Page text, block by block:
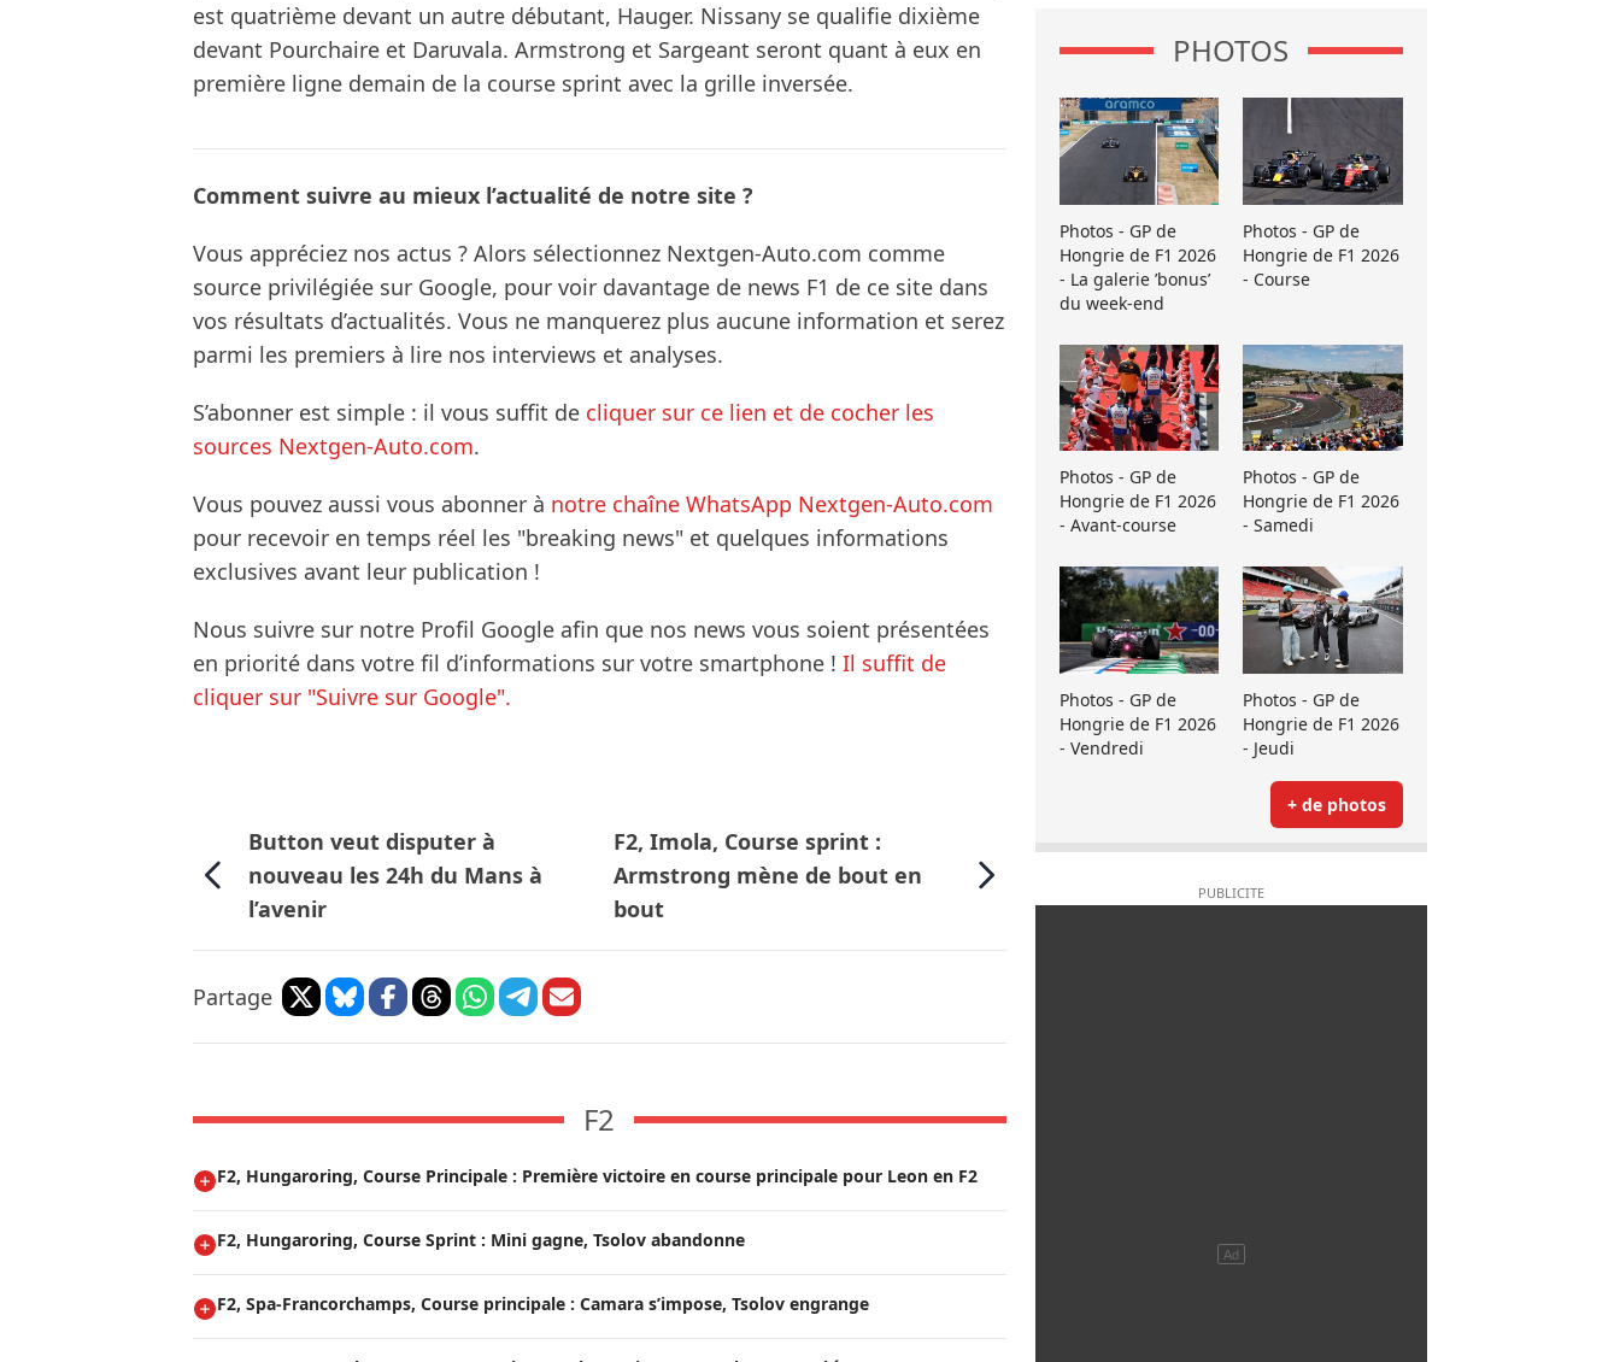
est quatrième devant un autre débutant, Hauger. Nissany se qualifie dixième
devant Pourchaire et Daruvala. Armstrong et Sargeant seront quant à eux en
première ligne demain de la course sprint avec la grille inversée.
Comment suivre au mieux l’actualité de notre site ?
Vous appréciez nos actus ? Alors sélectionnez Nextgen-Auto.com comme
source privilégiée sur Google, pour voir davantage de news F1 de ce site dans
vos résultats d’actualités. Vous ne manquerez plus aucune information et serez
parmi les premiers à lire nos interviews et analyses.
S’abonner est simple : il vous suffit de cliquer sur ce lien et de cocher les
sources Nextgen-Auto.com.
Vous pouvez aussi vous abonner à notre chaîne WhatsApp Nextgen-Auto.com
pour recevoir en temps réel les "breaking news" et quelques informations
exclusives avant leur publication !
Nous suivre sur notre Profil Google afin que nos news vous soient présentées
en priorité dans votre fil d’informations sur votre smartphone ! Il suffit de
cliquer sur "Suivre sur Google".
Button veut disputer à
nouveau les 24h du Mans à
l’avenir
F2, Imola, Course sprint :
Armstrong mène de bout en
bout
Partage
F2
F2, Hungaroring, Course Principale : Première victoire en course principale pour Leon en F2
F2, Hungaroring, Course Sprint : Mini gagne, Tsolov abandonne
F2, Spa-Francorchamps, Course principale : Camara s’impose, Tsolov engrange
PHOTOS
Photos - GP de
Hongrie de F1 2026
- La galerie ’bonus’
du week-end
Photos - GP de
Hongrie de F1 2026
- Course
Photos - GP de
Hongrie de F1 2026
- Avant-course
Photos - GP de
Hongrie de F1 2026
- Samedi
Photos - GP de
Hongrie de F1 2026
- Vendredi
Photos - GP de
Hongrie de F1 2026
- Jeudi
+ de photos